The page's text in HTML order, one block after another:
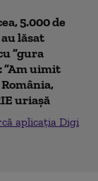
5.000 de
lăsat
”gura
”Am uimit
uriașă
aplicația Digi